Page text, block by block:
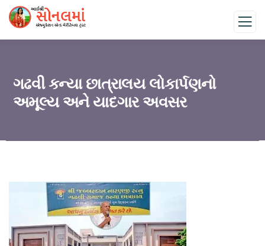
ગઢવી કન્યા છાત્રાલય લોકાર્પણનો
અમૂલ્ય અને યાદગાર અવસર